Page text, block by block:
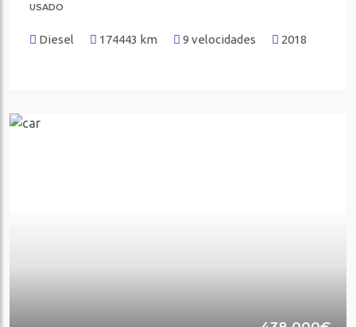
USADO
Diesel 174443 km 9 velocidades 2018